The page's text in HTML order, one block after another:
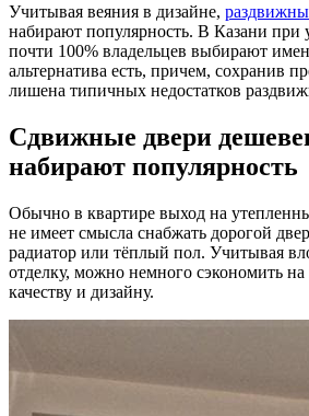
Учитывая веяния в дизайне,
набирают популярность. В Казани при
почти 100% владельцев выбирают
альтернатива есть, причем, сохранив
лишена типичных недостатков
Сдвижные двери
набирают популярность
Обычно в квартире выход на
не имеет смысла снабжать дорогой
радиатор или тёплый пол. Учитывая
отделку, можно немного сэкономить
качеству и дизайну.